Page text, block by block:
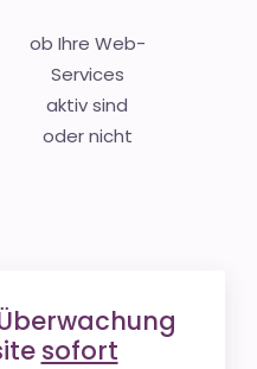
ob Ihre Web-
Services
aktiv sind
oder nicht
sofort